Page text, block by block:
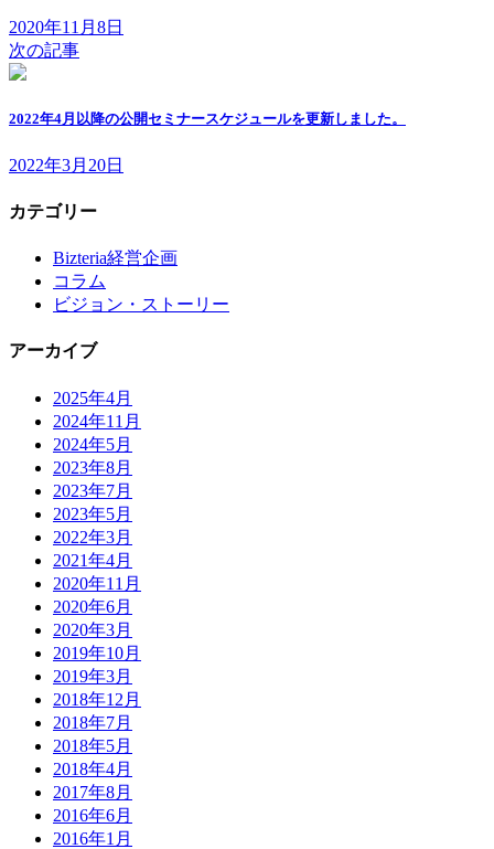
2020年11月8日
次の記事
2022年4月以降の公開セミナースケジュールを更新しました。
2022年3月20日
カテゴリー
Bizteria経営企画
コラム
ビジョン・ストーリー
アーカイブ
2025年4月
2024年11月
2024年5月
2023年8月
2023年7月
2023年5月
2022年3月
2021年4月
2020年11月
2020年6月
2020年3月
2019年10月
2019年3月
2018年12月
2018年7月
2018年5月
2018年4月
2017年8月
2016年6月
2016年1月